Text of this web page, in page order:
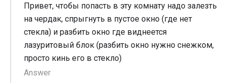
Привет, чтобы попасть в эту комнату надо залезть
на чердак, спрыгнуть в пустое окно (где нет
стекла) и разбить окно где виднеется
лазуритовый блок (разбить окно нужно снежком,
просто кинь его в стекло)
Answer